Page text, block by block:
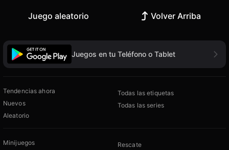
Juego aleatorio Volver Arriba
Juegos en tu Teléfono o Tablet
Tendencias ahora
Nuevos
Aleatorio
Todas las etiquetas
Todas las series
Minijuegos
Rescate